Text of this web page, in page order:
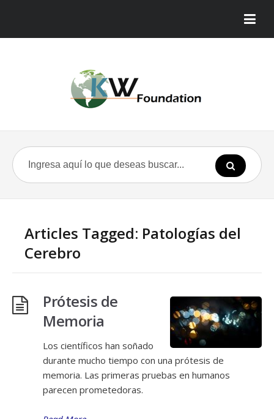
Articles Tagged: Patologías del
Cerebro
Prótesis de
Memoria
Los científicos han soñado
durante mucho tiempo con una prótesis de
memoria. Las primeras pruebas en humanos
parecen prometedoras.